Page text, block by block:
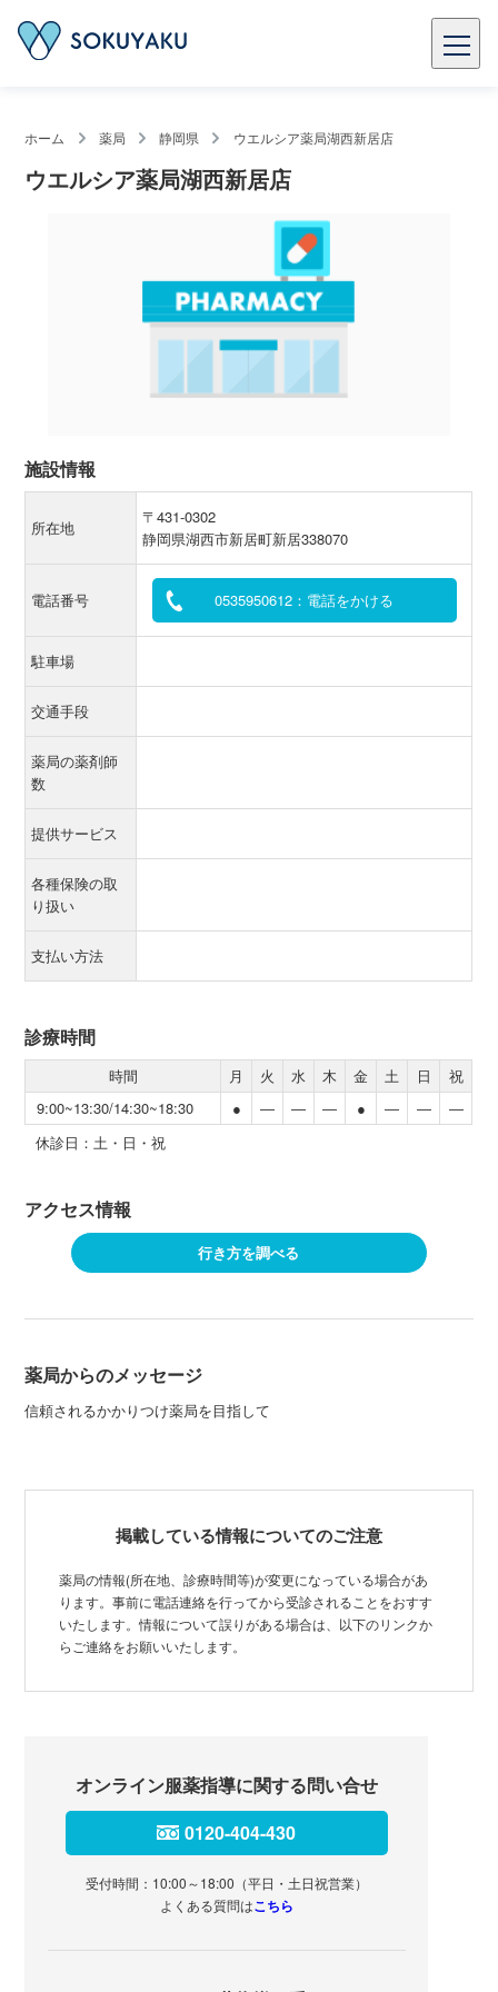
ホーム 薬局 静岡県 ウエルシア薬局湖西新居店
ウエルシア薬局湖西新居店
施設情報
所在地
〒431-0302
静岡県湖西市新居町新居338070
電話番号 0535950612：電話をかける
駐車場
交通手段
薬局の薬剤師
数
提供サービス
各種保険の取
り扱い
支払い方法
診療時間
時間 月 火 水 木 金 土 日
祝
9:00~13:30/14:30~18:30
● ― ― ― ● ― ―
―
休診日：土・日・祝
アクセス情報
行き方を調べる
薬局からのメッセージ
信頼されるかかりつけ薬局を目指して
掲載している情報についてのご注意
薬局の情報(所在地、診療時間等)が変更になっている場合があ
ります。事前に電話連絡を行ってから受診されることをおすす
いたします。情報について誤りがある場合は、以下のリンクか
らご連絡をお願いいたします。
オンライン服薬指導に関する問い合せ
0120-404-430
受付時間：10:00～18:00（平日・土日祝営業）
よくある質問はこちら